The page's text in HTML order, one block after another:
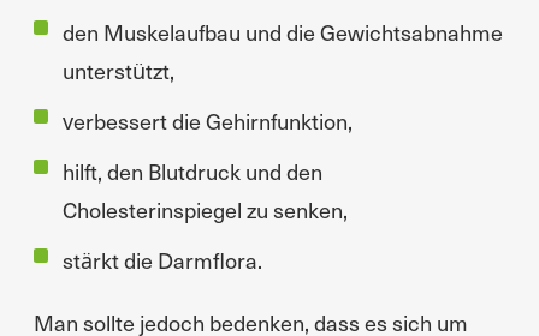
den Muskelaufbau und die Gewichtsabnahme
unterstützt,
verbessert die Gehirnfunktion,
hilft, den Blutdruck und den
Cholesterinspiegel zu senken,
stärkt die Darmflora.
Man sollte jedoch bedenken, dass es sich um